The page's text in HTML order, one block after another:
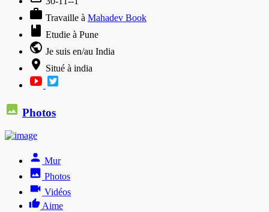
Travaille à Mahadev Book
Etudie à Pune
Je suis en/au India
Situé à india
Photos
Mur
Photos
Vidéos
Aime